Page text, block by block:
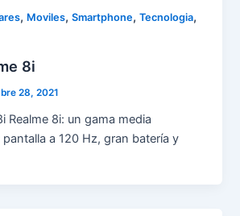
, Moviles,Smartphone,Tecnologia,
8i
28, 2021
Realme 8i: un gama media
a 120 Hz, gran batería y